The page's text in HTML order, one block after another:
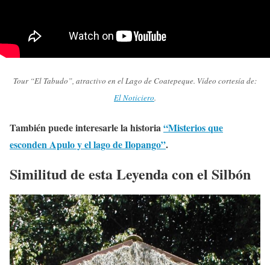
Tour “El Tabudo”, atractivo en el Lago de Coatepeque. Vídeo cortesía de:
El Noticiero.
También puede interesarle la historia “Misterios que
esconden Apulo y el lago de Ilopango”.
Similitud de esta Leyenda con el Silbón